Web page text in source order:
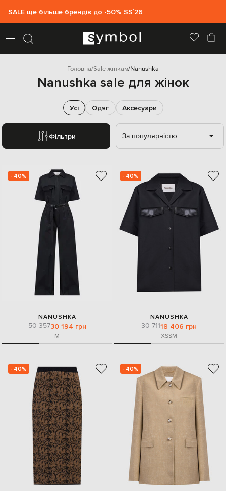
SALE ще більше брендів до -50% SS`26
Головна Sale жінкам Nanushka
Nanushka sale для жінок
Фільтри
Усі Одяг Аксесуари
За популярністю
- 40%
NANUSHKA
50 35730 194 грн
M
- 40%
NANUSHKA
30 71118 406 грн
XSSM
- 40% - 40%